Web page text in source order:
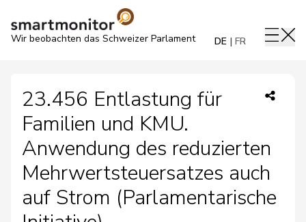
Wir beobachten das Schweizer Parlament DE FR
23.456 Entlastung für
Familien und KMU.
Anwendung des reduzierten
Mehrwertsteuersatzes auch
auf Strom (Parlamentarische